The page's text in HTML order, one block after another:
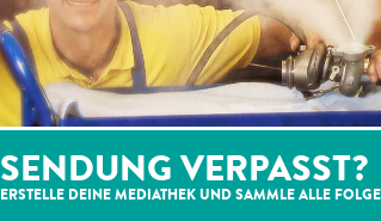
SENDUNG VERPASST?
ERSTELLE DEINE MEDIATHEK UND SAMMLE ALLE